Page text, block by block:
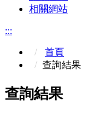
相關網站
:::
首頁
查詢結果
查詢結果